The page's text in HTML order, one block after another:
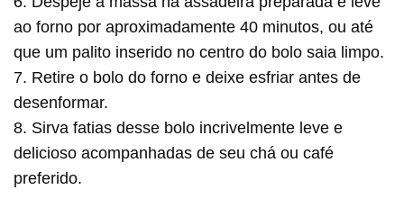
ao forno por aproximadamente 40 minutos, ou até
que um palito inserido no centro do bolo saia limpo.
7. Retire o bolo do forno e deixe esfriar antes de
desenformar.
8. Sirva fatias desse bolo incrivelmente leve e
delicioso acompanhadas de seu chá ou café
preferido.